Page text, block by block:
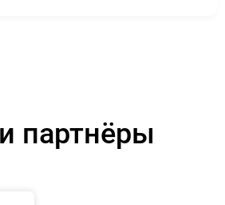
партнёры